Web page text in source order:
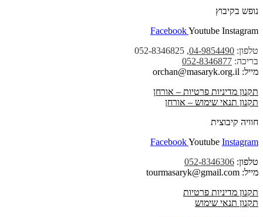
נופש בקיבוץ
FacebookYoutube Instagram
טלפון: 04-9854490
, 052-8346825
בריכה: 052-8346877
מייל: orchan@masaryk.org.il
תקנון מדיניות פרטיות – אורחן
תקנון תנאי שימוש – אורחן
חוויה קיבוצית
FacebookYoutube Instagram
טלפון: 052-8346306
מייל: tourmasaryk@gmail.com
תקנון מדיניות פרטיות
תקנון תנאי שימוש